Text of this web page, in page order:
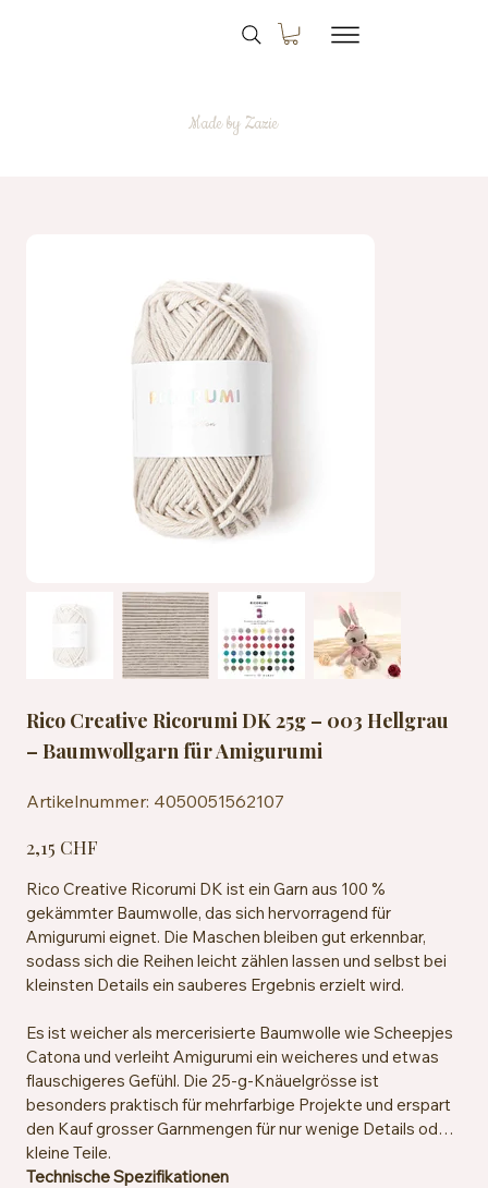
Made by Zazie
Rico Creative Ricorumi DK 25g – 003 Hellgrau
– Baumwollgarn für Amigurumi
Artikelnummer: 4050051562107
4050051562107
2,15 CHF
Rico Creative Ricorumi DK ist ein Garn aus 100 %
gekämmter Baumwolle, das sich hervorragend für
Amigurumi eignet. Die Maschen bleiben gut erkennbar,
sodass sich die Reihen leicht zählen lassen und selbst bei
kleinsten Details ein sauberes Ergebnis erzielt wird.
Es ist weicher als mercerisierte Baumwolle wie Scheepjes
Catona und verleiht Amigurumi ein weicheres und etwas
flauschigeres Gefühl. Die 25-g-Knäuelgrösse ist
besonders praktisch für mehrfarbige Projekte und erspart
den Kauf grosser Garnmengen für nur wenige Details oder
kleine Teile.
Technische Spezifikationen